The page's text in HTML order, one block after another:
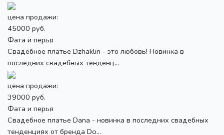
цена продажи:
45000 руб.
Фата и перья
Свадебное платье Dzhaklin - это любовь! Новинка в
последних свадебных тенденц...
цена продажи:
39000 руб.
Фата и перья
Свадебное платье Dana - новинка в последних свадебных
тенденциях от бренда Do...